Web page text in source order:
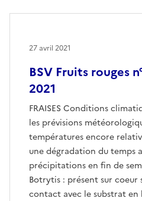
BSV Fruits rouges
2021
FRAISES Conditions
les prévisions
températures encore
une dégradation du temps
précipitations en fin de
Botrytis : présent sur coeur
contact avec le substrat en
27 avril 2021